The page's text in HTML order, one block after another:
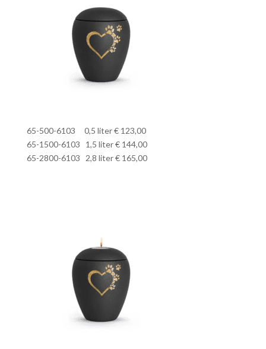
65-500-6103 0,5 liter € 123,00
65-1500-6103 1,5 liter € 144,00
65-2800-6103 2,8 liter € 165,00